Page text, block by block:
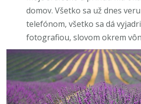
domov. Všetko sa už dnes
telefónom, všetko sa dá
fotografiou, slovom okrem